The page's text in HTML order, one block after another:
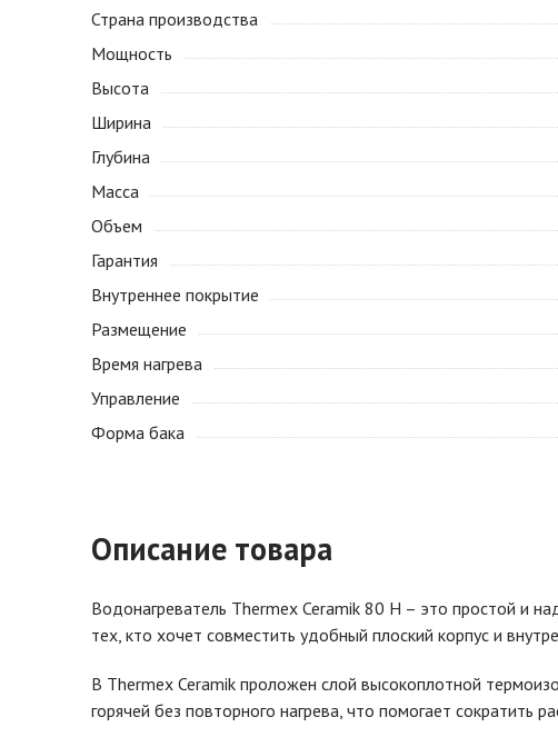
Страна производства
Мощность
Высота
Ширина
Глубина
Масса
Объем
Гарантия
Внутреннее покрытие
Размещение
Время нагрева
Управление
Форма бака
Описание товара
Водонагреватель Thermex Ceramik 80 H – это простой и
тех, кто хочет совместить удобный плоский корпус и
В Thermex Ceramik проложен слой высокоплотной
горячей без повторного нагрева, что помогает сократить